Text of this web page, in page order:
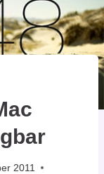
2011